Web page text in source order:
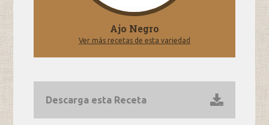
Ajo Negro
Ver más recetas de esta variedad
Descarga esta Receta